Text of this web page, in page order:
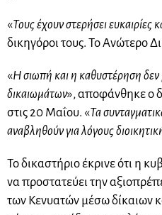
«Τους έχουν στερήσει ευκαιρίες
δικηγόροι τους. Το Ανώτερο
«Η σιωπή και η καθυστέρηση
δικαιωμάτων», αποφάνθηκε ο
στις 20 Μαΐου. «Τα
αναβληθούν για λόγους
Το δικαστήριο έκρινε ότι η
να προστατεύει την
των Κενυατών μέσω δίκαιων